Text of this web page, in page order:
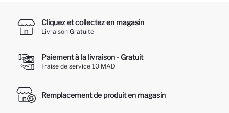
Cliquez et collectez en magasin
Livraison Gratuite
Paiement à la livraison - Gratuit
Fraise de service 10 MAD
Remplacement de produit en magasin